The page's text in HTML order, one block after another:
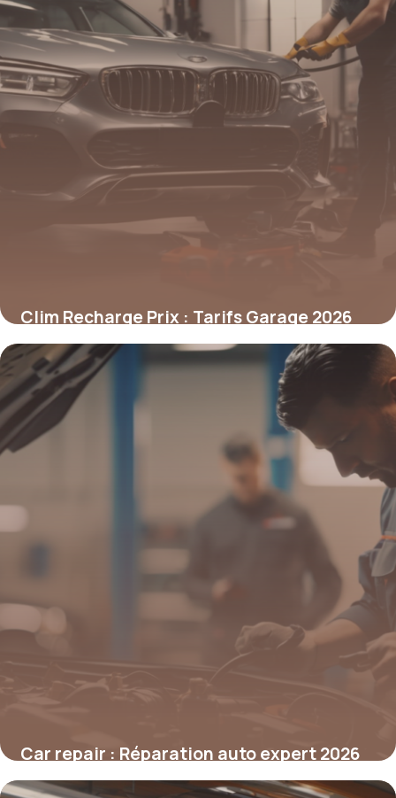
Clim Recharge Prix : Tarifs Garage 2026
9 mai 2026
Car repair : Réparation auto expert 2026
7 mai 2026